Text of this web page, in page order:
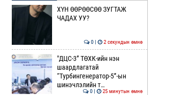
ХҮН ӨӨРӨӨСӨӨ ЗУГТАЖ
ЧАДАХ УУ?
0 | 2 секундын өмнө
"ДЦС-3” ТӨХК-ийн нэн
шаардлагатай
“Турбингенератор-5”-ын
шинэчлэлийн т…
0 | 25 минутын өмнө